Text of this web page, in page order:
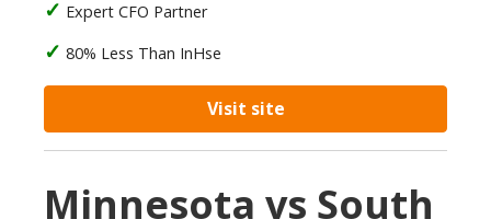
Expert CFO Partner
80% Less Than InHse
Visit site
Minnesota vs South